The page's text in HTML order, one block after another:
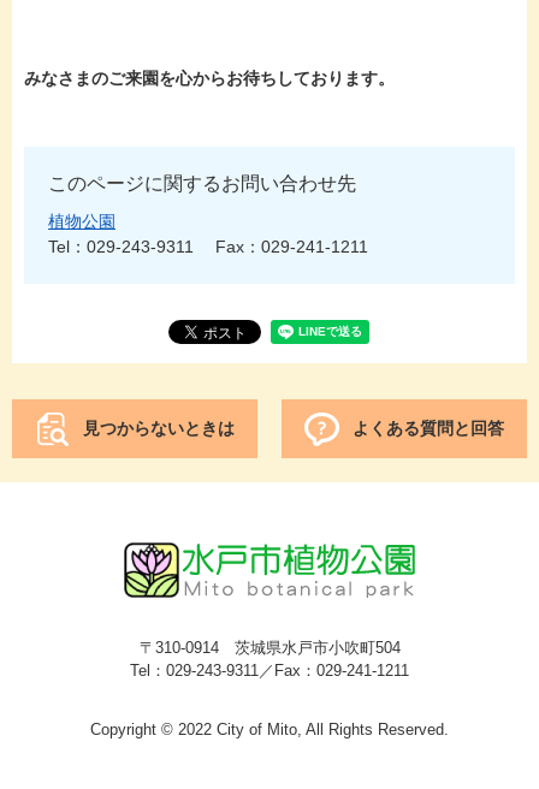
みなさまのご来園を心からお待ちしております。
このページに関するお問い合わせ先
植物公園
Tel：029-243-9311
Fax：029-241-1211
見つからないときは よくある質問と回答
〒310-0914 茨城県水戸市小吹町504
Tel：029-243-9311／Fax：029-241-1211
Copyright © 2022 City of Mito, All Rights Reserved.